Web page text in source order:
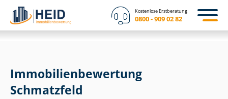
Kostenlose Erstberatung
0800 - 909 02 82
Immobilien­bewertung
Schmatzfeld